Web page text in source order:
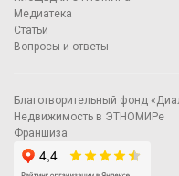
Медиатека
Статьи
Вопросы и ответы
Благотворительный фонд
Недвижимость в ЭТНОМИРе
Франшиза